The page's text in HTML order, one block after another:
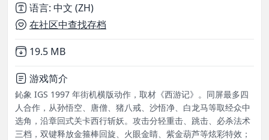
语言: 中文 (ZH)
在社区中查找存档
Not downloaded
19.5 MB
游戏简介
鈊象 IGS 1997 年街机横版动作，取材《西游记》。同屏最多四
人合作，从孙悟空、唐僧、猪八戒、沙悟净、白龙马等取经众中
选角，沿章回式关卡西行斩妖。攻击分轻重击、跳击、必杀法术
三档，双键释放金箍棒回旋、火眼金睛、紫金葫芦等炫彩特效；